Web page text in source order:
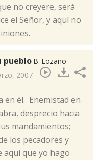
no creyere, será
el Señor, y aquí no
pueblo B. Lozano
2007
en él. Enemistad en
desprecio hacia
mandamientos;
los pecadores y
aquí que yo hago